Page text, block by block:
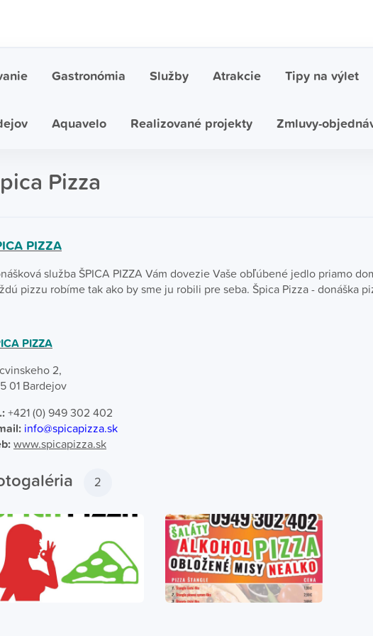
Gastronómia Služby Atrakcie Tipy na výlet
Aquavelo Realizované projekty Zmluvy-
Pizza
PIZZA
služba ŠPICA PIZZA Vám dovezie Vaše obľúbené jedlo priamo
pizzu robíme tak ako by sme ju robili pre seba. Špica Pizza - donáška
PIZZA
2,
01 Bardejov
+421 (0) 949 302 402
info@spicapizza.sk
www.spicapizza.sk
2